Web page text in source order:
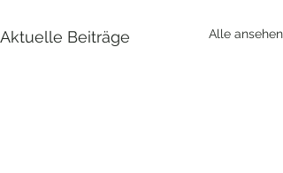
Aktuelle Beiträge Alle ansehen